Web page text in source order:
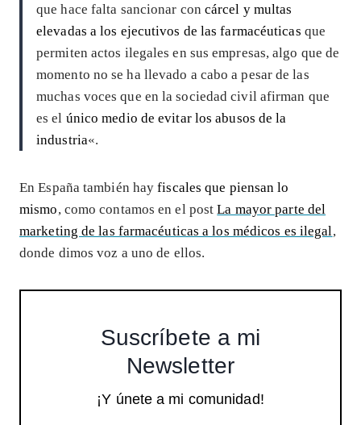
que hace falta sancionar con cárcel y multas
elevadas a los ejecutivos de las farmacéuticas que
permiten actos ilegales en sus empresas, algo que de
momento no se ha llevado a cabo a pesar de las
muchas voces que en la sociedad civil afirman que
es el único medio de evitar los abusos de la
industria«.
En España también hayfiscales que piensan lo
mismo, como contamos en el postLa mayor parte del
marketing de las farmacéuticas a los médicos es ilegal ,
donde dimos voz a uno de ellos.
Suscríbete a mi
Newsletter
¡Y únete a mi comunidad!